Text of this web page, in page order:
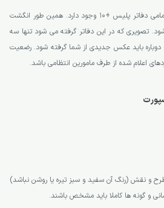
هم اکنون امکان تصویربرداری در تمامی دفاتر پلیس +10 وجود دارد. همین طور انگشت
تصویری که در این دفاتر گرفته می شود تنها سه
دوباره باید عکس جدیدی از شما گرفته شود. رضعیت
اعلام شده از طرف مامورین انتظامی باشد.
و نقش (رنگ آن سفید و سبز تیره یا روشن نباشد)
و گونه ها کاملا باید مشخص باشند.